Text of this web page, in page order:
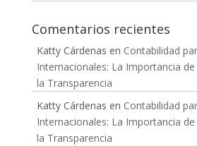
Comentarios recientes
Katty Cárdenas en Contabilidad
Internacionales: La Importancia
la Transparencia
Katty Cárdenas en Contabilidad
Internacionales: La Importancia
la Transparencia